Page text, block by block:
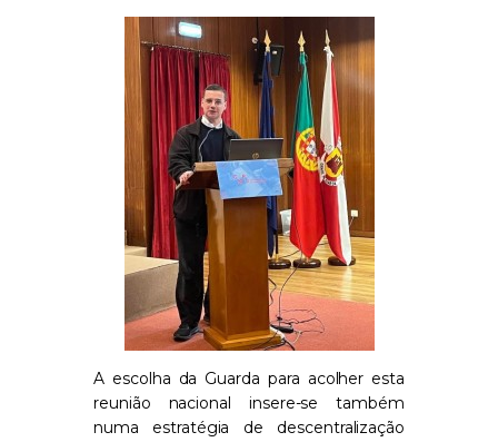
A escolha da Guarda para acolher esta
reunião nacional insere-se também
numa estratégia de descentralização